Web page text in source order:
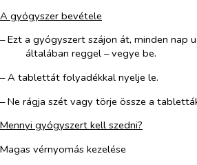
A gyógyszer bevétele
– Ezt a gyógyszert szájon át, minden nap
általában reggel – vegye be.
– A tablettát folyadékkal nyelje le.
– Ne rágja szét vagy törje össze a
Mennyi gyógyszert kell szedni?
Magas vérnyomás kezelése